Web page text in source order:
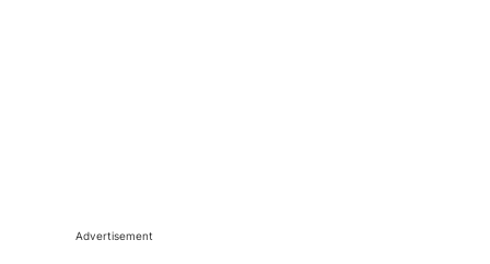
Advertisement